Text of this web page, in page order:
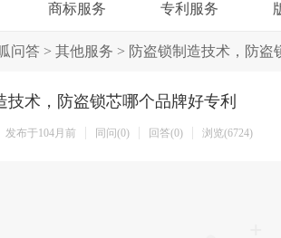
商标服务 专利服务
问答 > 其他服务 > 防盗锁制造技术，防盗
技术，防盗锁芯哪个品牌好专利
发布于104月前 同问(0) 回答(0) 浏览(6724)